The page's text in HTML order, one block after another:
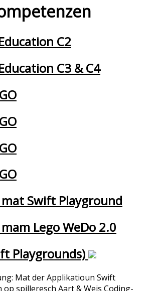
C2
C3 & C4
Swift Playground
Lego WeDo 2.0
Playgrounds)
Mat der Applikatioun Swift
spilleresch Aart & Weis Coding-